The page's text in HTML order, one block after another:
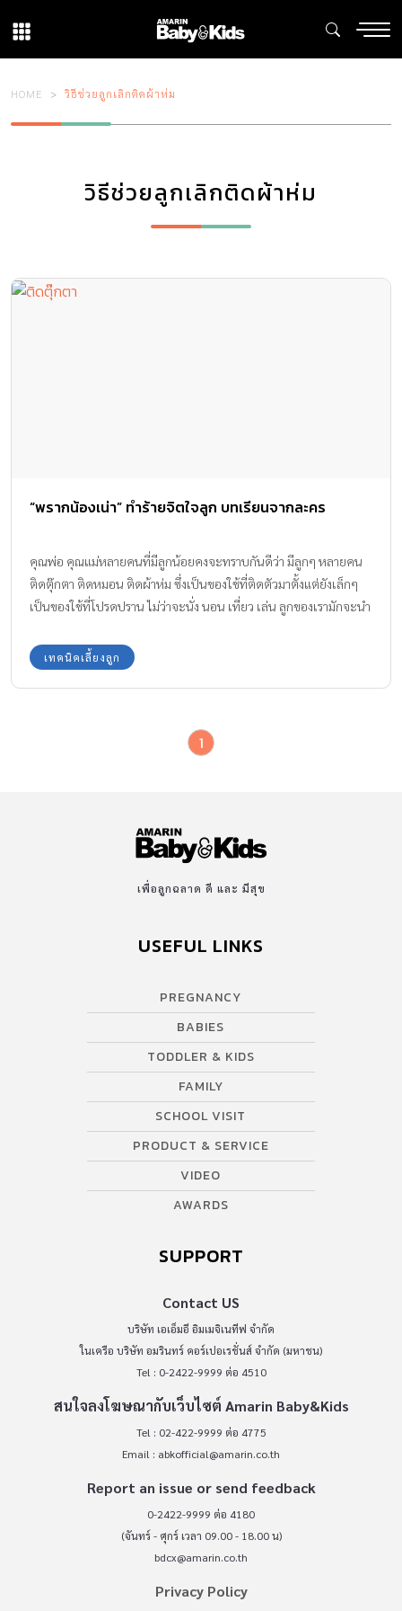
HOME วิธีช่วยลูกเลิกติดผ้าห่ม
วิธีช่วยลูกเลิกติดผ้าห่ม
“พรากน้องเน่า” ทำร้ายจิตใจลูก บทเรียนจากละคร
คุณพ่อ คุณแม่หลายคนที่มีลูกน้อยคงจะทราบกันดีว่า มีลูกๆ หลายคน
ติดตุ๊กตา ติดหมอน ติดผ้าห่ม ซึ่งเป็นของใช้ที่ติดตัวมาตั้งแต่ยังเล็กๆ
เป็นของใช้ที่โปรดปราน ไม่ว่าจะนั่ง นอน เที่ยว เล่น ลูกของเรามักจะนำ
วิธีจัดการอย่างไร? ไม่ให้ลูกน้อยเสียใจ
เทคนิคเลี้ยงลูก
1
เพื่อลูกฉลาด ดี และ มีสุข
USEFUL LINKS
PREGNANCY
BABIES
TODDLER & KIDS
FAMILY
SCHOOL VISIT
PRODUCT & SERVICE
VIDEO
AWARDS
SUPPORT
Contact US
บริษัท เอเอ็มอี อิมเมจิเนทีฟ จำกัด
ในเครือ บริษัท อมรินทร์ คอร์เปอเรชั่นส์ จำกัด (มหาชน)
Tel : 0-2422-9999 ต่อ 4510
สนใจลงโฆษณากับเว็บไซต์ Amarin Baby&Kids
Tel : 02-422-9999 ต่อ 4775
Email : abkofficial@amarin.co.th
Report an issue or send feedback
0-2422-9999 ต่อ 4180
(จันทร์ - ศุกร์ เวลา 09.00 - 18.00 น)
bdcx@amarin.co.th
Privacy Policy